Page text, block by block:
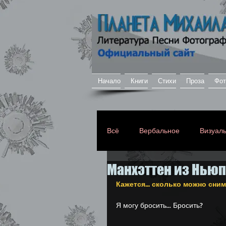
Начало Книги Стихи Проза
Всё Вербальное
Любимое Личное
Откровенное
Манхэттен из
Кажется... сколько можно
Я могу бросить... Бросить?